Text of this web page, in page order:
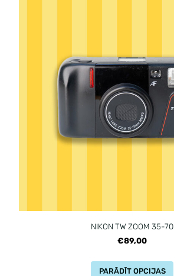
NIKON TW ZOOM 35-70
€89,00
PARĀDĪT OPCIJAS